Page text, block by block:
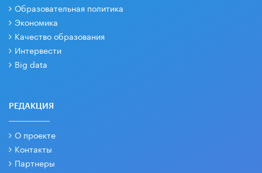
Образовательная политика
Экономика
Качество образования
Интервести
Big data
РЕДАКЦИЯ
О проекте
Контакты
Партнеры